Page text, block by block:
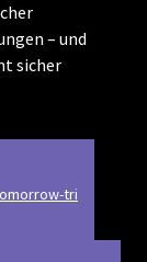
– und
sicher
tri